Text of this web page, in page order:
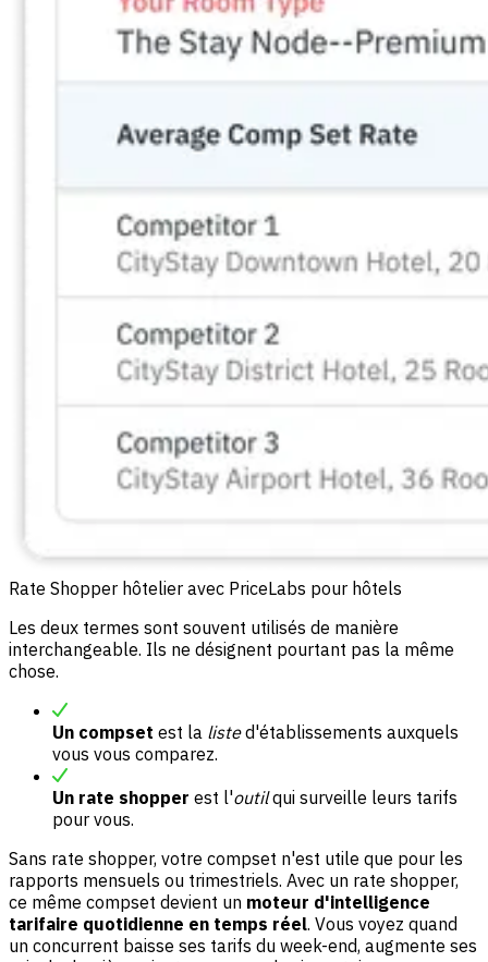
Rate Shopper hôtelier avec PriceLabs pour hôtels
Les deux termes sont souvent utilisés de manière
interchangeable. Ils ne désignent pourtant pas la même
chose.
Un compset est la listed'établissements auxquels
vous vous comparez.
Un rate shopper est l'outilqui surveille leurs tarifs
pour vous.
Sans rate shopper, votre compset n'est utile que pour les
rapports mensuels ou trimestriels. Avec un rate shopper,
ce même compset devient un moteur d'intelligence
tarifaire quotidienne en temps réel. Vous voyez quand
un concurrent baisse ses tarifs du week-end, augmente ses